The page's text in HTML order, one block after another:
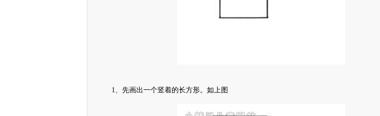
1、先画出一个竖着的长方形。如上图